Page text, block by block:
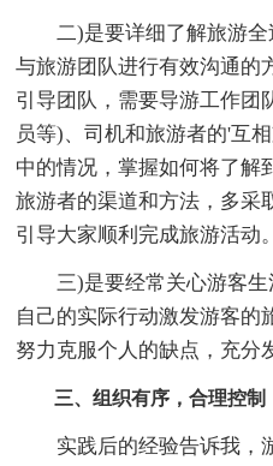
二)是要详细了解旅游全
与旅游团队进行有效沟通的
引导团队，需要导游工作团
员等)、司机和旅游者的'互
中的情况，掌握如何将了解
旅游者的渠道和方法，多采
引导大家顺利完成旅游活动。
三)是要经常关心游客生
自己的实际行动激发游客的
努力克服个人的缺点，充分
三、组织有序，合理控制
实践后的经验告诉我，